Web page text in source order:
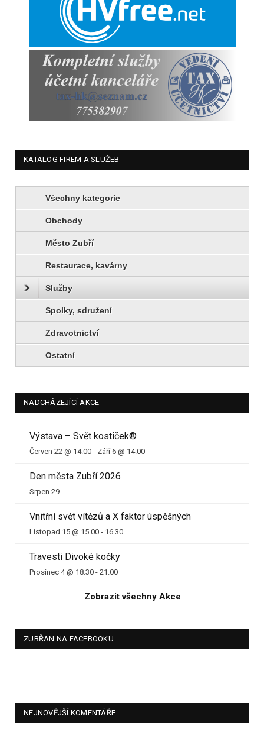
KATALOG FIREM A SLUŽEB
Všechny kategorie
Obchody
Město Zubří
Restaurace, kavárny
Služby
Spolky, sdružení
Zdravotnictví
Ostatní
NADCHÁZEJÍCÍ AKCE
Výstava – Svět kostiček®
Červen 22 @ 14.00 - Září 6 @ 14.00
Den města Zubří 2026
Srpen 29
Vnitřní svět vítězů a X faktor úspěšných
Listopad 15 @ 15.00 - 16.30
Travesti Divoké kočky
Prosinec 4 @ 18.30 - 21.00
Zobrazit všechny Akce
ZUBŘAN NA FACEBOOKU
NEJNOVĚJŠÍ KOMENTÁŘE